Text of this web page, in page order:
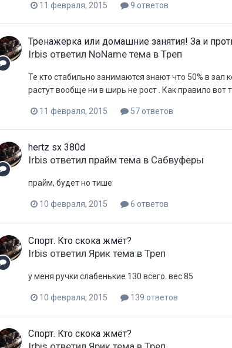
11 февраля, 2015 9 ответов
Тренажерка или домашние занятия! За и
Irbis ответил NoNameтема в Треп
Те кто стабильно занимаются знают что 50% в
растут вообще ни в ширь не рост . Как правило вот
11 февраля, 2015 57 ответов
hertz sx 380d
Irbis ответил прайм тема в Сабвуферы
прайм, будет но тише
10 февраля, 2015 6 ответов
Спорт. Кто скока жмёт?
Irbis ответил Ярик тема в Треп
у меня ручки слабенькие 130 всего. вес 85
10 февраля, 2015 139 ответов
Спорт. Кто скока жмёт?